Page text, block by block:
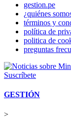
gestion.pe
¿quiénes
términos y
política de
politica de
preguntas
Suscríbete
GESTIÓN
>